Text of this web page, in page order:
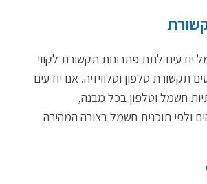
יודעים לתת פתרונות תקשורת לקווי
תקשורת טלפון וטלוויזיה. אנו יודעים
חשמל וטלפון בכל מבנה,
ולפי תוכנית חשמל בצורה המהירה